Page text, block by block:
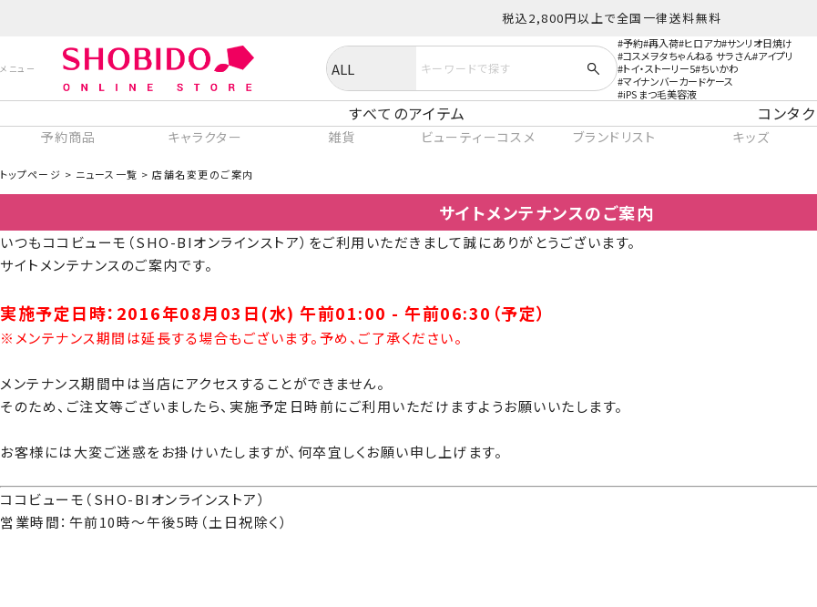
税込2,800円以上で全国一律送料無料
予約 再入荷 ヒロアカ サンリオ日焼け
コスメヲタちゃんねる サラさん アイプリ
トイ・ストーリー5 ちいかわ
マイナンバーカードケース
iPS まつ毛美容液
すべてのアイテム コンタ
予約商品 キャラクター 雑貨 ビューティーコスメ ブランドリスト キッズ
トップページ ニュース一覧 店舗名変更のご案内
サイトメンテナンスのご案内
いつもココビューモ（SHO-BIオンラインストア）をご利用いただきまして誠にありがとうございます。
サイトメンテナンスのご案内です。
実施予定日時：2016年08月03日(水) 午前01:00 - 午前06:30（予定）
※メンテナンス期間は延長する場合もございます。予め、ご了承ください。
メンテナンス期間中は当店にアクセスすることができません。
そのため、ご注文等ございましたら、実施予定日時前にご利用いただけますようお願いいたします。
お客様には大変ご迷惑をお掛けいたしますが、何卒宜しくお願い申し上げます。
ココビューモ（SHO-BIオンラインストア）
営業時間：午前10時～午後5時（土日祝除く）